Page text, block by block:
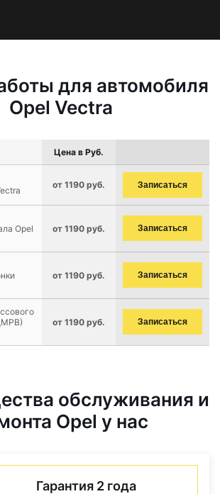
для автомобиля
Opel Vectra
Цена в Руб.
от 1190 руб. Записаться
Opel
от 1190 руб. Записаться
от 1190 руб. Записаться
от 1190 руб. Записаться
обслуживания и
Opel у нас
Гарантия 2 года